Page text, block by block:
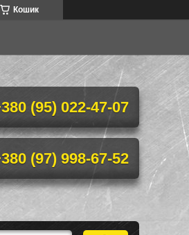
Кошик
(95) 022-47-07
(97) 998-67-52